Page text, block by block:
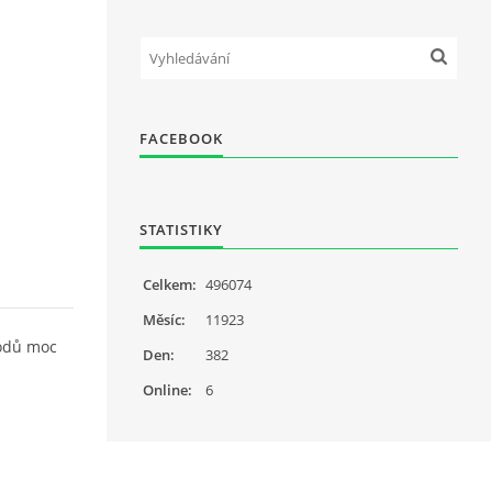
moc
FACEBOOK
STATISTIKY
Online: 6
Celkem: 496074
Měsíc:
11923
Den:
382